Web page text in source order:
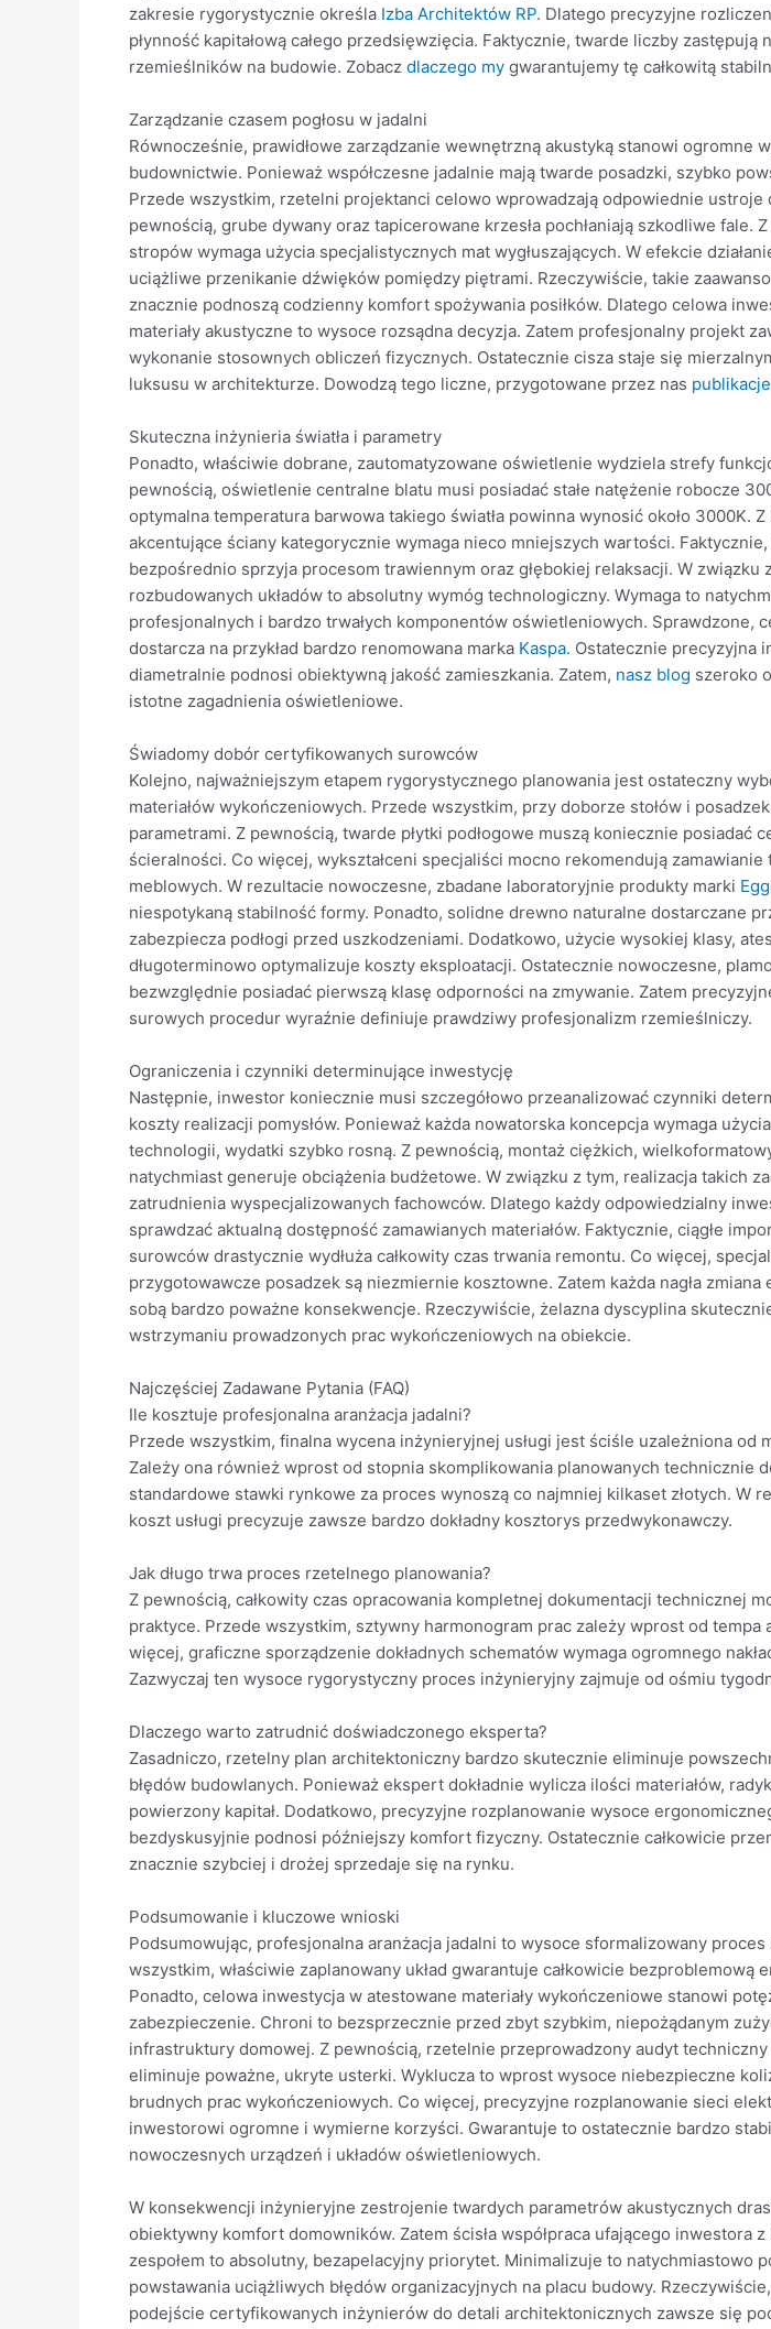
zakresie rygorystycznie określa Izba Architektów RP. Dlatego precyzyjne
płynność kapitałową całego przedsięwzięcia. Faktycznie, twarde liczby zastępują
rzemieślników na budowie. Zobacz dlaczego my gwarantujemy tę całkowitą
Zarządzanie czasem pogłosu w jadalni
Równocześnie, prawidłowe zarządzanie wewnętrzną akustyką stanowi ogromne
budownictwie. Ponieważ współczesne jadalnie mają twarde posadzki, szybko
Przede wszystkim, rzetelni projektanci celowo wprowadzają odpowiednie ustroje
pewnością, grube dywany oraz tapicerowane krzesła pochłaniają szkodliwe fale.
stropów wymaga użycia specjalistycznych mat wygłuszających. W efekcie
uciążliwe przenikanie dźwięków pomiędzy piętrami. Rzeczywiście, takie
znacznie podnoszą codzienny komfort spożywania posiłków. Dlatego celowa
materiały akustyczne to wysoce rozsądna decyzja. Zatem profesjonalny projekt
wykonanie stosownych obliczeń fizycznych. Ostatecznie cisza staje się
luksusu w architekturze. Dowodzą tego liczne, przygotowane przez nas
Skuteczna inżynieria światła i parametry
Ponadto, właściwie dobrane, zautomatyzowane oświetlenie wydziela strefy
pewnością, oświetlenie centralne blatu musi posiadać stałe natężenie robocze
optymalna temperatura barwowa takiego światła powinna wynosić około 3000K. Z
akcentujące ściany kategorycznie wymaga nieco mniejszych wartości. Faktycznie,
bezpośrednio sprzyja procesom trawiennym oraz głębokiej relaksacji. W związku
rozbudowanych układów to absolutny wymóg technologiczny. Wymaga to
profesjonalnych i bardzo trwałych komponentów oświetleniowych. Sprawdzone,
dostarcza na przykład bardzo renomowana marka Kaspa. Ostatecznie precyzyjna
diametralnie podnosi obiektywną jakość zamieszkania. Zatem, nasz blog szeroko
istotne zagadnienia oświetleniowe.
Świadomy dobór certyfikowanych surowców
Kolejno, najważniejszym etapem rygorystycznego planowania jest ostateczny
materiałów wykończeniowych. Przede wszystkim, przy doborze stołów i
parametrami. Z pewnością, twarde płytki podłogowe muszą koniecznie posiadać
ścieralności. Co więcej, wykształceni specjaliści mocno rekomendują zamawianie
meblowych. W rezultacie nowoczesne, zbadane laboratoryjnie produkty marki
niespotykaną stabilność formy. Ponadto, solidne drewno naturalne dostarczane
zabezpiecza podłogi przed uszkodzeniami. Dodatkowo, użycie wysokiej klasy,
długoterminowo optymalizuje koszty eksploatacji. Ostatecznie nowoczesne,
bezwzględnie posiadać pierwszą klasę odporności na zmywanie. Zatem
surowych procedur wyraźnie definiuje prawdziwy profesjonalizm rzemieślniczy.
Ograniczenia i czynniki determinujące inwestycję
Następnie, inwestor koniecznie musi szczegółowo przeanalizować czynniki
koszty realizacji pomysłów. Ponieważ każda nowatorska koncepcja wymaga
technologii, wydatki szybko rosną. Z pewnością, montaż ciężkich,
natychmiast generuje obciążenia budżetowe. W związku z tym, realizacja takich
zatrudnienia wyspecjalizowanych fachowców. Dlatego każdy odpowiedzialny
sprawdzać aktualną dostępność zamawianych materiałów. Faktycznie, ciągłe
surowców drastycznie wydłuża całkowity czas trwania remontu. Co więcej,
przygotowawcze posadzek są niezmiernie kosztowne. Zatem każda nagła zmiana
sobą bardzo poważne konsekwencje. Rzeczywiście, żelazna dyscyplina
wstrzymaniu prowadzonych prac wykończeniowych na obiekcie.
Najczęściej Zadawane Pytania (FAQ)
Ile kosztuje profesjonalna aranżacja jadalni?
Przede wszystkim, finalna wycena inżynieryjnej usługi jest ściśle uzależniona od
Zależy ona również wprost od stopnia skomplikowania planowanych technicznie
standardowe stawki rynkowe za proces wynoszą co najmniej kilkaset złotych. W
koszt usługi precyzuje zawsze bardzo dokładny kosztorys przedwykonawczy.
Jak długo trwa proces rzetelnego planowania?
Z pewnością, całkowity czas opracowania kompletnej dokumentacji technicznej
praktyce. Przede wszystkim, sztywny harmonogram prac zależy wprost od tempa
więcej, graficzne sporządzenie dokładnych schematów wymaga ogromnego
Zazwyczaj ten wysoce rygorystyczny proces inżynieryjny zajmuje od ośmiu
Dlaczego warto zatrudnić doświadczonego eksperta?
Zasadniczo, rzetelny plan architektoniczny bardzo skutecznie eliminuje
błędów budowlanych. Ponieważ ekspert dokładnie wylicza ilości materiałów,
powierzony kapitał. Dodatkowo, precyzyjne rozplanowanie wysoce
bezdyskusyjnie podnosi późniejszy komfort fizyczny. Ostatecznie całkowicie
znacznie szybciej i drożej sprzedaje się na rynku.
Podsumowanie i kluczowe wnioski
Podsumowując, profesjonalna aranżacja jadalni to wysoce sformalizowany
wszystkim, właściwie zaplanowany układ gwarantuje całkowicie bezproblemową
Ponadto, celowa inwestycja w atestowane materiały wykończeniowe stanowi
zabezpieczenie. Chroni to bezsprzecznie przed zbyt szybkim, niepożądanym
infrastruktury domowej. Z pewnością, rzetelnie przeprowadzony audyt
eliminuje poważne, ukryte usterki. Wyklucza to wprost wysoce niebezpieczne
brudnych prac wykończeniowych. Co więcej, precyzyjne rozplanowanie sieci
inwestorowi ogromne i wymierne korzyści. Gwarantuje to ostatecznie bardzo
nowoczesnych urządzeń i układów oświetleniowych.
W konsekwencji inżynieryjne zestrojenie twardych parametrów akustycznych
obiektywny komfort domowników. Zatem ścisła współpraca ufającego inwestora
zespołem to absolutny, bezapelacyjny priorytet. Minimalizuje to natychmiastowo
powstawania uciążliwych błędów organizacyjnych na placu budowy.
podejście certyfikowanych inżynierów do detali architektonicznych zawsze się